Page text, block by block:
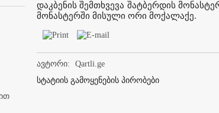
დაკბენის შემთხვევა შატბერდის
მონასტერში მისული ორი მოქალაქე.
ავტორი:
Qartli.ge
სტატიის გამოყენების პირობები